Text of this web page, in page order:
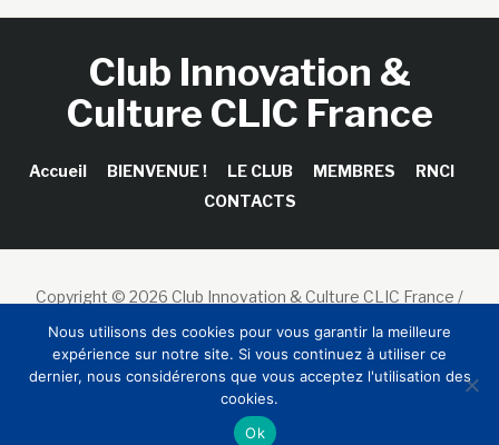
Club Innovation &
Culture CLIC France
Accueil BIENVENUE ! LE CLUB MEMBRES
RNCI
CONTACTS
Copyright © 2026 Club Innovation & Culture CLIC France /
Sinapses Conseils
Nous utilisons des cookies pour vous garantir la meilleure
expérience sur notre site. Si vous continuez à utiliser ce
dernier, nous considérerons que vous acceptez l'utilisation des
cookies.
Ok